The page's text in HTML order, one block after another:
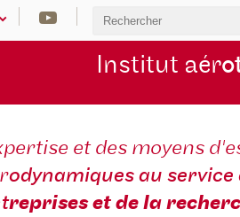
Institut aér
et des moyens
odynamiques au service
reprises et de la